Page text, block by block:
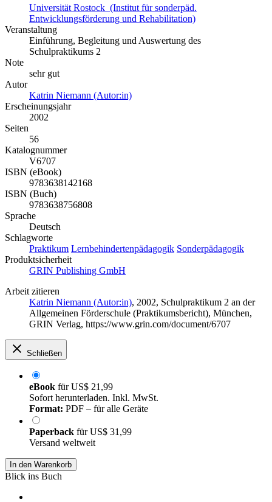
Universität Rostock (Institut für sonderpäd.
Entwicklungsförderung und Rehabilitation)
Veranstaltung
Einführung, Begleitung und Auswertung des
Schulpraktikums 2
Note
sehr gut
Autor
Katrin Niemann (Autor:in)
Erscheinungsjahr
2002
Seiten
56
Katalognummer
V6707
ISBN (eBook)
9783638142168
ISBN (Buch)
9783638756808
Sprache
Deutsch
Schlagworte
Praktikum Lernbehindertenpädagogik Sonderpädagogik
Produktsicherheit
GRIN Publishing GmbH
Arbeit zitieren
Katrin Niemann (Autor:in), 2002, Schulpraktikum 2 an der
Allgemeinen Förderschule (Praktikumsbericht), München,
GRIN Verlag, https://www.grin.com/document/6707
Schließen
eBook fürUS$ 21,99
Sofort herunterladen. Inkl. MwSt.
Format: PDF – für alle Geräte
Paperback fürUS$ 31,99
Versand weltweit
In den Warenkorb
Blick ins Buch